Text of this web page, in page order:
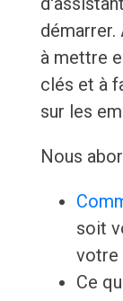
démarrer.
à mettre
clés et à
sur les
Nous
soit
votre
Ce